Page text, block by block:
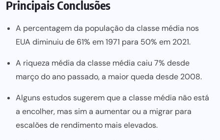
Principais Conclusões
A percentagem da população da classe média nos
EUA diminuiu de 61% em 1971 para 50% em 2021.
A riqueza média da classe média caiu 7% desde
março do ano passado, a maior queda desde 2008.
Alguns estudos sugerem que a classe média não está
a encolher, mas sim a aumentar ou a migrar para
escalões de rendimento mais elevados.